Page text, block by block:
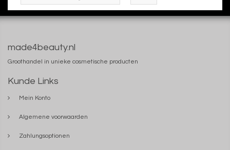
made4beauty.nl
Groothandel in unieke cosmetische producten
Kunde Links
Mein Konto
Algemene voorwaarden
Zahlungsoptionen